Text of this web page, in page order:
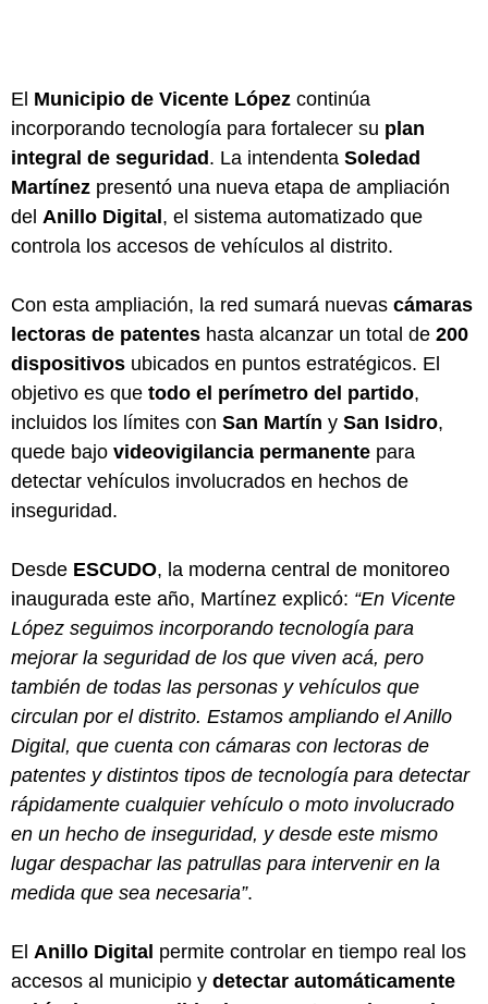
El Municipio de Vicente López continúa
incorporando tecnología para fortalecer su plan
integral de seguridad. La intendenta Soledad
Martínez presentó una nueva etapa de ampliación
del Anillo Digital, el sistema automatizado que
controla los accesos de vehículos al distrito.
Con esta ampliación, la red sumará nuevas cámaras
lectoras de patentes hasta alcanzar un total de 200
dispositivos ubicados en puntos estratégicos. El
objetivo es que todo el perímetro del partido,
incluidos los límites con San Martín y San Isidro,
quede bajo videovigilancia permanente para
detectar vehículos involucrados en hechos de
inseguridad.
Desde ESCUDO, la moderna central de monitoreo
inaugurada este año, Martínez explicó: “En Vicente
López seguimos incorporando tecnología para
mejorar la seguridad de los que viven acá, pero
también de todas las personas y vehículos que
circulan por el distrito. Estamos ampliando el Anillo
Digital, que cuenta con cámaras con lectoras de
patentes y distintos tipos de tecnología para detectar
rápidamente cualquier vehículo o moto involucrado
en un hecho de inseguridad, y desde este mismo
lugar despachar las patrullas para intervenir en la
medida que sea necesaria”.
El Anillo Digital permite controlar en tiempo real los
accesos al municipio y detectar automáticamente